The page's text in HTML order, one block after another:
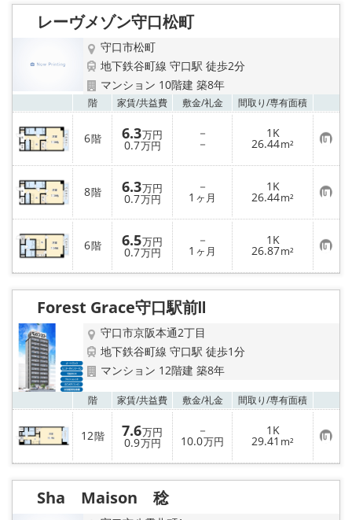
り
レーヴメゾン守口松町
守口市松町
地下鉄谷町線 守口駅 徒歩2分
マンション 10階建 築8年
階 家賃/共益費 敷金/礼金 間取り/専有面積
6階 6.3万円
0.7万円
－
－
1K
26.44m² お
気
に
入
り
登
録
8階 6.3万円
0.7万円
－
1 ヶ月
1K
26.44m² お
気
に
入
り
登
録
6階 6.5万円
0.7万円
－
1 ヶ月
1K
26.87m² お
気
に
り
Forest Grace守口駅前Ⅱ
守口市京阪本通2丁目
地下鉄谷町線 守口駅 徒歩1分
マンション 12階建 築8年
階 家賃/共益費 敷金/礼金 間取り/専有面積
12階 7.6万円
0.9万円
－
10.0万円
1K
29.41 m² お
気
に
り
Sha Maison 稔